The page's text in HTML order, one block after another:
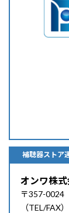
補聴器ストア
オンワ株式
〒357-
（TEL/FAX